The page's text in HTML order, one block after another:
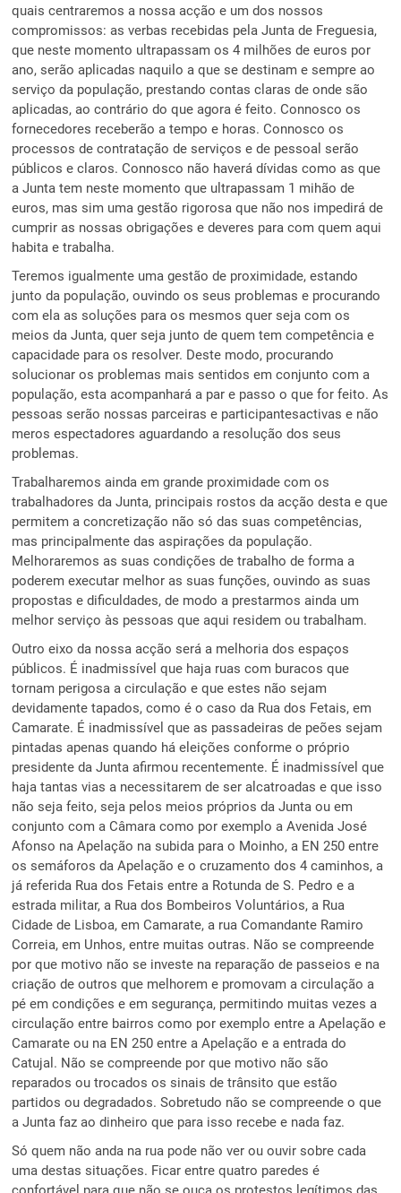
quais centraremos a nossa acção e um dos nossos
compromissos: as verbas recebidas pela Junta de Freguesia,
que neste momento ultrapassam os 4 milhões de euros por
ano, serão aplicadas naquilo a que se destinam e sempre ao
serviço da população, prestando contas claras de onde são
aplicadas, ao contrário do que agora é feito. Connosco os
fornecedores receberão a tempo e horas. Connosco os
processos de contratação de serviços e de pessoal serão
públicos e claros. Connosco não haverá dívidas como as que
a Junta tem neste momento que ultrapassam 1 mihão de
euros, mas sim uma gestão rigorosa que não nos impedirá de
cumprir as nossas obrigações e deveres para com quem aqui
habita e trabalha.
Teremos igualmente uma gestão de proximidade, estando
junto da população, ouvindo os seus problemas e procurando
com ela as soluções para os mesmos quer seja com os
meios da Junta, quer seja junto de quem tem competência e
capacidade para os resolver. Deste modo, procurando
solucionar os problemas mais sentidos em conjunto com a
população, esta acompanhará a par e passo o que for feito. As
pessoas serão nossas parceiras e participantesactivas e não
meros espectadores aguardando a resolução dos seus
problemas.
Trabalharemos ainda em grande proximidade com os
trabalhadores da Junta, principais rostos da acção desta e que
permitem a concretização não só das suas competências,
mas principalmente das aspirações da população.
Melhoraremos as suas condições de trabalho de forma a
poderem executar melhor as suas funções, ouvindo as suas
propostas e dificuldades, de modo a prestarmos ainda um
melhor serviço às pessoas que aqui residem ou trabalham.
Outro eixo da nossa acção será a melhoria dos espaços
públicos. É inadmissível que haja ruas com buracos que
tornam perigosa a circulação e que estes não sejam
devidamente tapados, como é o caso da Rua dos Fetais, em
Camarate. É inadmissível que as passadeiras de peões sejam
pintadas apenas quando há eleições conforme o próprio
presidente da Junta afirmou recentemente. É inadmissível que
haja tantas vias a necessitarem de ser alcatroadas e que isso
não seja feito, seja pelos meios próprios da Junta ou em
conjunto com a Câmara como por exemplo a Avenida José
Afonso na Apelação na subida para o Moinho, a EN 250 entre
os semáforos da Apelação e o cruzamento dos 4 caminhos, a
já referida Rua dos Fetais entre a Rotunda de S. Pedro e a
estrada militar, a Rua dos Bombeiros Voluntários, a Rua
Cidade de Lisboa, em Camarate, a rua Comandante Ramiro
Correia, em Unhos, entre muitas outras. Não se compreende
por que motivo não se investe na reparação de passeios e na
criação de outros que melhorem e promovam a circulação a
pé em condições e em segurança, permitindo muitas vezes a
circulação entre bairros como por exemplo entre a Apelação e
Camarate ou na EN 250 entre a Apelação e a entrada do
Catujal. Não se compreende por que motivo não são
reparados ou trocados os sinais de trânsito que estão
partidos ou degradados. Sobretudo não se compreende o que
a Junta faz ao dinheiro que para isso recebe e nada faz.
Só quem não anda na rua pode não ver ou ouvir sobre cada
uma destas situações. Ficar entre quatro paredes é